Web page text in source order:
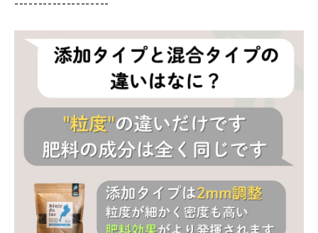
--------------------